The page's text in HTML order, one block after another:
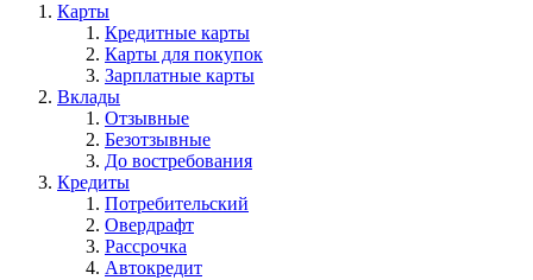
Карты
Кредитные карты
Карты для покупок
Зарплатные карты
Вклады
Отзывные
Безотзывные
До востребования
Кредиты
Потребительский
Овердрафт
Рассрочка
Автокредит